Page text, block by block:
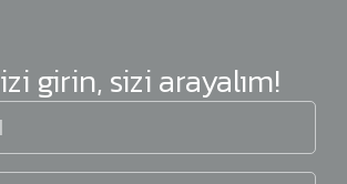
girin, sizi arayalım!